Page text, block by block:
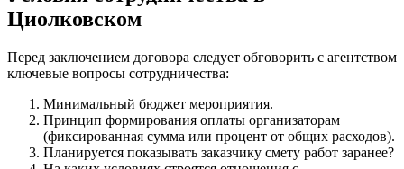
Циолковском
Перед заключением договора следует обговорить с агентством
ключевые вопросы сотрудничества:
Минимальный бюджет мероприятия.
Принцип формирования оплаты организаторам
(фиксированная сумма или процент от общих расходов).
Планируется показывать заказчику смету работ заранее?